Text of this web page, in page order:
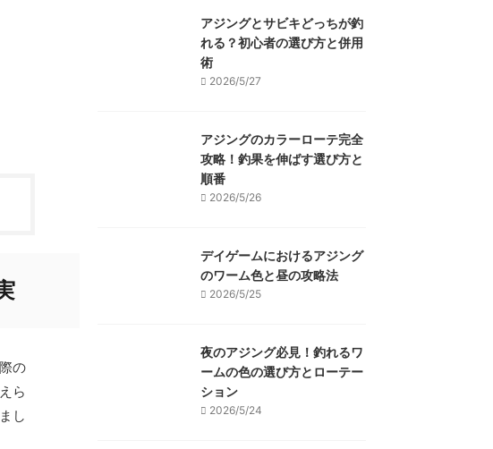
の
ら
し
アジングとサビキどっちが釣
れる？初心者の選び方と併用
術
2026/5/27
アジングのカラーローテ完全
攻略！釣果を伸ばす選び方と
順番
2026/5/26
デイゲームにおけるアジング
のワーム色と昼の攻略法
2026/5/25
夜のアジング必見！釣れるワ
ームの色の選び方とローテー
ション
2026/5/24